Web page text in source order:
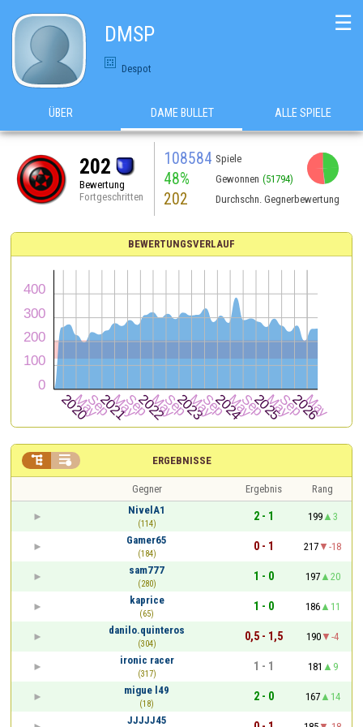
DMSP
Despot
☰
ÜBER DAME BULLET ALLE SPIELE
202
Bewertung
Fortgeschritten
108584 Spiele
48% Gewonnen (51794)
202 Durchschn. Gegnerbewertung
BEWERTUNGSVERLAUF
ERGEBNISSE
 
Gegner Ergebnis
Rang
NivelA1
(114)
2 - 1 199
3
Gamer65
(184)
0 - 1 217
-18
sam777
(280)
1 - 0 197
20
kaprice
(65)
1 - 0 186
11
danilo.quinteros
(304)
0,5 - 1,5 190
-4
ironic racer
(317)
1 - 1 181
9
migue l49
(18)
2 - 0 167
14
JJJJJ45